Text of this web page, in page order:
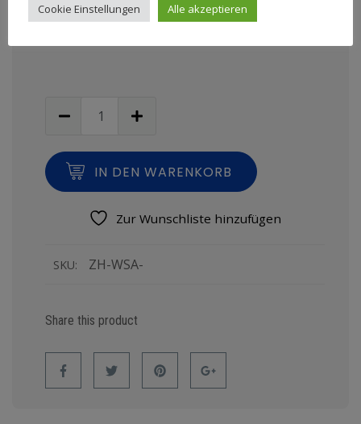
IN DEN WARENKORB
Zur Wunschliste hinzufügen
SKU: ZH-WSA-
Share this product
Cookie Einstellungen Alle akzeptieren